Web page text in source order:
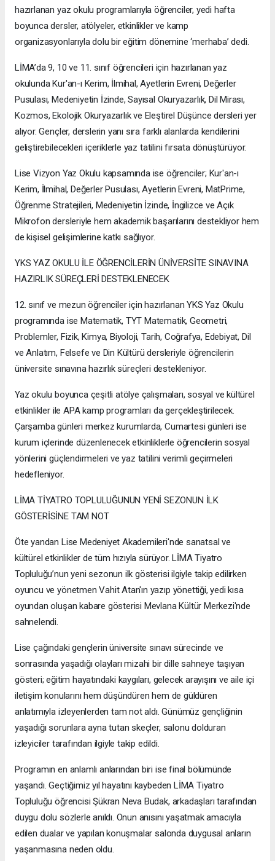
hazırlanan yaz okulu programlarıyla öğrenciler, yedi hafta
boyunca dersler, atölyeler, etkinlikler ve kamp
organizasyonlarıyla dolu bir eğitim dönemine ‘merhaba’ dedi.
LİMA’da 9, 10 ve 11. sınıf öğrencileri için hazırlanan yaz
okulunda Kur'an-ı Kerim, İlmihal, Ayetlerin Evreni, Değerler
Pusulası, Medeniyetin İzinde, Sayısal Okuryazarlık, Dil Mirası,
Kozmos, Ekolojik Okuryazarlık ve Eleştirel Düşünce dersleri yer
alıyor. Gençler, derslerin yanı sıra farklı alanlarda kendilerini
geliştirebilecekleri içeriklerle yaz tatilini fırsata dönüştürüyor.
Lise Vizyon Yaz Okulu kapsamında ise öğrenciler; Kur'an-ı
Kerim, İlmihal, Değerler Pusulası, Ayetlerin Evreni, MatPrime,
Öğrenme Stratejileri, Medeniyetin İzinde, İngilizce ve Açık
Mikrofon dersleriyle hem akademik başarılarını destekliyor hem
de kişisel gelişimlerine katkı sağlıyor.
YKS YAZ OKULU İLE ÖĞRENCİLERİN ÜNİVERSİTE SINAVINA
HAZIRLIK SÜREÇLERİ DESTEKLENECEK
12. sınıf ve mezun öğrenciler için hazırlanan YKS Yaz Okulu
programında ise Matematik, TYT Matematik, Geometri,
Problemler, Fizik, Kimya, Biyoloji, Tarih, Coğrafya, Edebiyat, Dil
ve Anlatım, Felsefe ve Din Kültürü dersleriyle öğrencilerin
üniversite sınavına hazırlık süreçleri destekleniyor.
Yaz okulu boyunca çeşitli atölye çalışmaları, sosyal ve kültürel
etkinlikler ile APA kamp programları da gerçekleştirilecek.
Çarşamba günleri merkez kurumlarda, Cumartesi günleri ise
kurum içlerinde düzenlenecek etkinliklerle öğrencilerin sosyal
yönlerini güçlendirmeleri ve yaz tatilini verimli geçirmeleri
hedefleniyor.
LİMA TİYATRO TOPLULUĞUNUN YENİ SEZONUN İLK
GÖSTERİSİNE TAM NOT
Öte yandan Lise Medeniyet Akademileri'nde sanatsal ve
kültürel etkinlikler de tüm hızıyla sürüyor. LİMA Tiyatro
Topluluğu’nun yeni sezonun ilk gösterisi ilgiyle takip edilirken
oyuncu ve yönetmen Vahit Atan'ın yazıp yönettiği, yedi kısa
oyundan oluşan kabare gösterisi Mevlana Kültür Merkezi'nde
sahnelendi.
Lise çağındaki gençlerin üniversite sınavı sürecinde ve
sonrasında yaşadığı olayları mizahi bir dille sahneye taşıyan
gösteri; eğitim hayatındaki kaygıları, gelecek arayışını ve aile içi
iletişim konularını hem düşündüren hem de güldüren
anlatımıyla izleyenlerden tam not aldı. Günümüz gençliğinin
yaşadığı sorunlara ayna tutan skeçler, salonu dolduran
izleyiciler tarafından ilgiyle takip edildi.
Programın en anlamlı anlarından biri ise final bölümünde
yaşandı. Geçtiğimiz yıl hayatını kaybeden LİMA Tiyatro
Topluluğu öğrencisi Şükran Neva Budak, arkadaşları tarafından
duygu dolu sözlerle anıldı. Onun anısını yaşatmak amacıyla
edilen dualar ve yapılan konuşmalar salonda duygusal anların
yaşanmasına neden oldu.